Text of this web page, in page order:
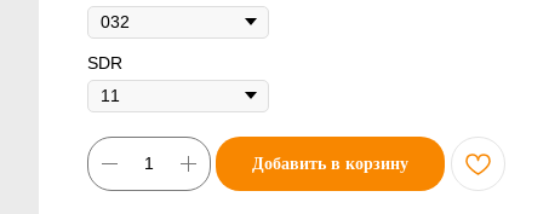
SDR
Добавить в корзину